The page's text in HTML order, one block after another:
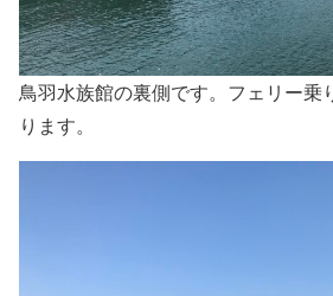
鳥羽水族館の裏側です。フェリー乗
ります。